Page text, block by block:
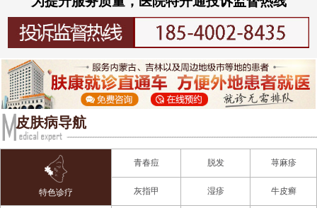
皮肤病导航
特色诊疗
青春痘 脱发 荨麻疹
灰指甲 湿疹 牛皮癣